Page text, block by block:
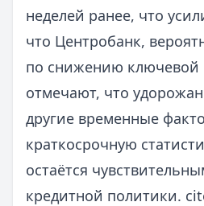
неделей ранее, что
что Центробанк,
по снижению ключевой
отмечают, что
другие временные
краткосрочную
остаётся
кредитной политики.